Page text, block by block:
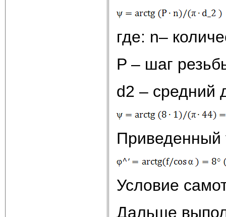
где: n–
P – шаг
d2 – средний
Приведенный
Условие
Дальше